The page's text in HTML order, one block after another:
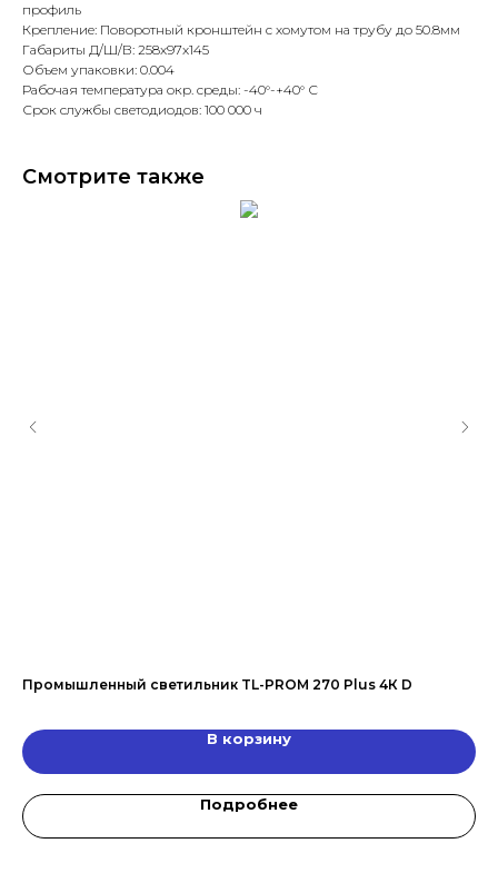
профиль
Крепление: Поворотный кронштейн с хомутом на трубу до 50.8мм
Габариты Д/Ш/В: 258x97x145
Объем упаковки: 0.004
Рабочая температура окр. среды: -40°-+40° С
Срок службы светодиодов: 100 000 ч
Смотрите также
Промышленный светильник TL-PROM 270 Plus 4К D
В корзину
Подробнее